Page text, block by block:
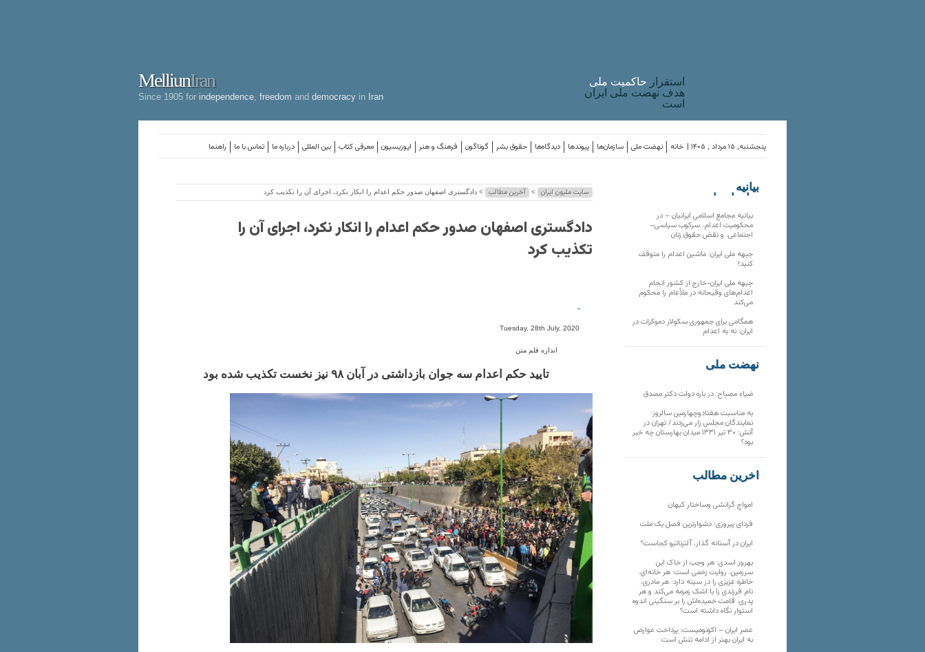
MelliunIran
Since 1905 for independence freedom and democracy in Iran
استقرار حاکميت ملی
هدف نهضت ملی ایران
است
راهنما تماس با ما درباره ما بین المللی معرفی کتاب اپوزیسیون فرهنگ و هنر گوناگون حقوق بشر دیدگاه‌ها پیوندها سازمان‌ها نهضت ملی خانه پنجشنبه, ۱۵ مرداد , ۱۴۰۵ |
سایت ملیون ایران > آخرین مطالب > دادگستری اصفهان صدور حکم اعدام را انکار نکرد، اجرای آن را تکذیب کرد
دادگستری اصفهان صدور حکم اعدام را انکار نکرد، اجرای آن را
تکذیب کرد
-
Tuesday, 28th July, 2020
اندازه قلم متن
تایید حکم اعدام سه جوان بازداشتی در آبان ۹۸ نیز نخست تکذیب شده بود
بیانیه
سازمان‌های
بیانیه مجامع اسلامی ایرانیان – در
محکومیت اعدام، سرکوب سیاسی–
اجتماعی، و نقض حقوق زنان
جبهه ملی ایران: ماشین اعدام را متوقف
کنید!
جبهه ملی ایران-خارج از کشور انجام
اعدام‌های وقیحانه در ملأِعام را محکوم
می‌کند
همگامی برای جمهوری سکولار دموکرات در
ایران: نه به اعدام
نهضت ملی
ضیاء مصباح: در باره دولت دکتر مصدق
به مناسبت هفتادوچهارمین سالروز:
نمایندگان مجلس زار می‌زدند/ تهران در
آتش؛ ۳۰ تیر ۱۳۳۱ میدان بهارستان چه خبر
بود؟
آخرین مطالب
‌امواجِ گرانشی وساختارِ کیهان
فردای پیروزی؛ دشوارترین فصل یک ملت
ایران در آستانه گذار، آلترناتیو کجاست؟
بهروز اسدی: هر وجب از خاک‌ این
سرزمین، روایت زخمی است؛ هر خانه‌ای،
خاطره عزیزی را در سینه دارد؛ هر مادری،
نام فرزندی را با اشک زمزمه می‌کند و هر
پدری، قامت خمیده‌اش را بر سنگینی اندوه
استوار نگاه داشته است؟
عصر ایران – اکونومیست: پرداخت عوارض
به ایران بهتر از ادامه تنش است